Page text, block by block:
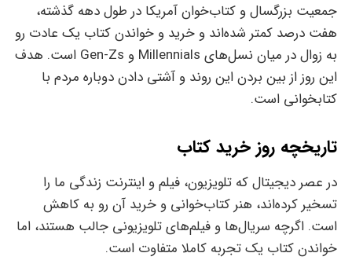
جمعیت بزرگسال و کتاب‌خوان آمریکا در طول دهه گذشته،
هفت درصد کمتر شده‌اند و خرید و خواندن کتاب یک عادت رو
به زوال در میان نسل‌های Millennials و Gen-Zs است. هدف
این روز از بین بردن این روند و آشتی دادن دوباره مردم با
کتابخوانی است.
تاریخچه روز خرید کتاب
در عصر دیجیتال که تلویزیون، فیلم‌ و اینترنت زندگی ما را
تسخیر کرده‌اند، هنر کتاب‌خوانی و خرید آن رو به کاهش
است. اگرچه سریال‌ها و فیلم‌های تلویزیونی جالب هستند، اما
خواندن کتاب یک تجربه کاملا متفاوت است.